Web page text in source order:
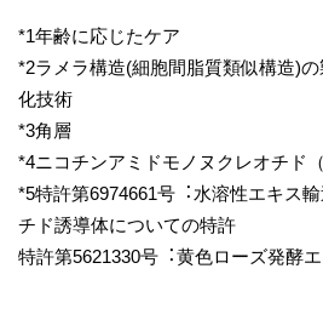
*1年齢に応じたケア
*2ラメラ構造(細胞間脂質類似構造)
化技術
*3角層
*4ニコチンアミドモノヌクレオチド（
*5特許第6974661号︓⽔溶性エキス
チド誘導体についての特許
特許第5621330号︓⻩⾊ローズ発酵